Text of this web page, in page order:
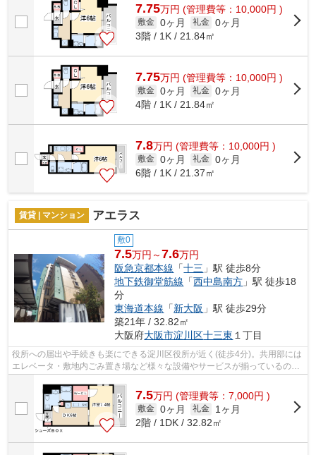
7.75万円 (管理費等：10,000円 )
敷金 0ヶ月 礼金 0ヶ月
3階 / 1K / 21.84㎡
7.75万円 (管理費等：10,000円 )
敷金 0ヶ月 礼金 0ヶ月
4階 / 1K / 21.84㎡
7.8万円 (管理費等：10,000円 )
敷金 0ヶ月 礼金 0ヶ月
6階 / 1K / 21.37㎡
賃貸 | マンション アエラス
敷0
7.5万円～7.6万円
阪急京都本線 「十三 」駅 徒歩8分
地下鉄御堂筋線 「西中島南方 」駅 徒歩18
分
東海道本線 「新大阪 」駅 徒歩29分
築21年 / 32.82㎡
大阪府大阪市淀川区十三東 １丁目
役所への届出や手続きも楽にできる淀川区役所が近く(徒歩4分)。共用部には
エレベータ・敷地内ごみ置き場など様々な設備やサービスが揃っているので
7.5万円 (管理費等：7,000円 )
敷金 0ヶ月 礼金
1ヶ月
2階 / 1DK / 32.82㎡